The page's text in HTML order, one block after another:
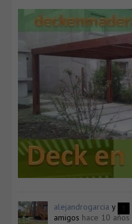
alejandrogarcia y
amigos hace 10 años